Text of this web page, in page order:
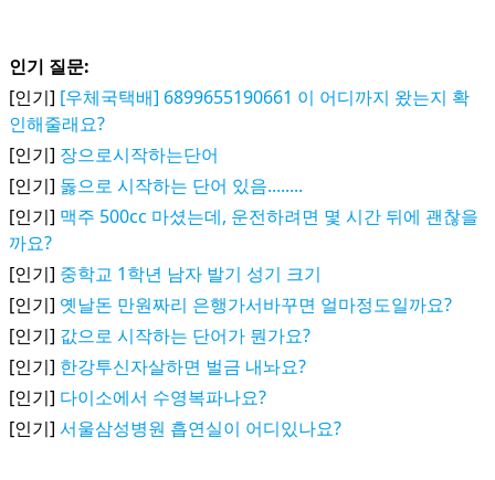
인기 질문:
[인기] [우체국택배] 6899655190661 이 어디까지 왔는지 확
인해줄래요?
[인기] 장으로시작하는단어
[인기] 돓으로 시작하는 단어 있음........
[인기] 맥주 500cc 마셨는데, 운전하려면 몇 시간 뒤에 괜찮을
까요?
[인기] 중학교 1학년 남자 발기 성기 크기
[인기] 옛날돈 만원짜리 은행가서바꾸면 얼마정도일까요?
[인기] 값으로 시작하는 단어가 뭔가요?
[인기] 한강투신자살하면 벌금 내놔요?
[인기] 다이소에서 수영복파나요?
[인기] 서울삼성병원 흡연실이 어디있나요?